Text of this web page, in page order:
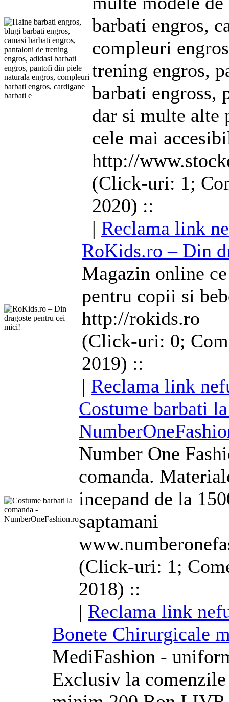
barbati engros,
compleuri
trening engros,
barbati engross,
dar si multe alte
cele mai
http://
(Click-uri: 1;
2020) ::
| Reclama link
RoKids.ro – Din
Magazin online
pentru copii si
http://rokids.ro
(Click-uri: 0;
2019) ::
| Reclama link
Costume barbati
Number One
comanda.
incepand de la
saptamani
(Click-uri: 1;
2018) ::
| Reclama link
Bonete Chirurgicale
MediFashion -
Exclusiv la